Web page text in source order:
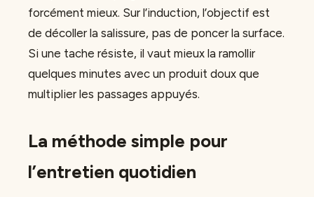
forcément mieux. Sur l’induction, l’objectif est
de décoller la salissure, pas de poncer la surface.
Si une tache résiste, il vaut mieux la ramollir
quelques minutes avec un produit doux que
multiplier les passages appuyés.
La méthode simple pour
l’entretien quotidien